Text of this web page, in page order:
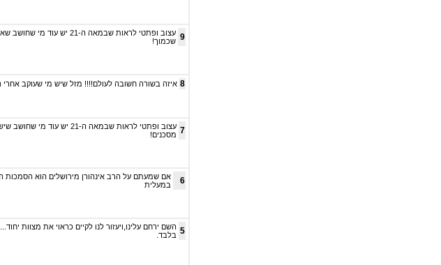
עצוב ופתטי לראות שבמאה ה-21 יש
שכמוך! 9
איזה בשורה חשובה לעולם!!!! מזל שיש מי שעוקב אחרי 8
עצוב ופתטי לראות שבמאה ה-21 יש עוד מי
מסכנים! 7
אם שמעתם על הרב אינהורן מירושלים הוא הסמכות
במעלית
6
השם ירחם עלינו,ויעזור לנו לקיים כראוי את מצוות
בלבד. 5